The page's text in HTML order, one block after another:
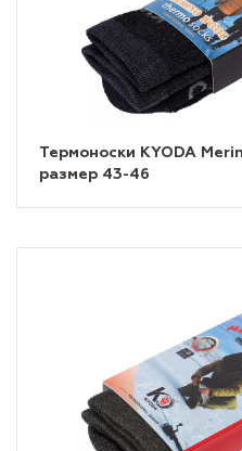
Термоноски KYODA
размер 43-46